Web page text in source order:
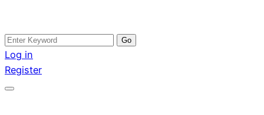
Skip
to
content
อสังหาโพสต์ รีวิวเยอะ รับจ้างโพสต์ขายบ้าน รับจ้างโพสต์อสัง
หา แตกต่างอย่างตั้งใจ รับรองผล อันดับ1 การโพสต์ขายอสังหา
กับทีมงานบริษัท บ้าน ที่ดิน คอนโด ติดGoogleหน้าแรกได้จริงๆ
รับจ้างโพสอสังหา ขายบ้าน อสังหาโพสต์ เชื่อถือได้จริง รับ
โพสต์ ที่ดิน กับทีมงานบริษัท ถูกและดีที่สุด ไม่มีค่านายหน้า
ขายได้จริงๆ ช่วยสร้างโอกาสในการขายได้มากกว่า ที่เดียว ที่
Search
for:
Log in
Register